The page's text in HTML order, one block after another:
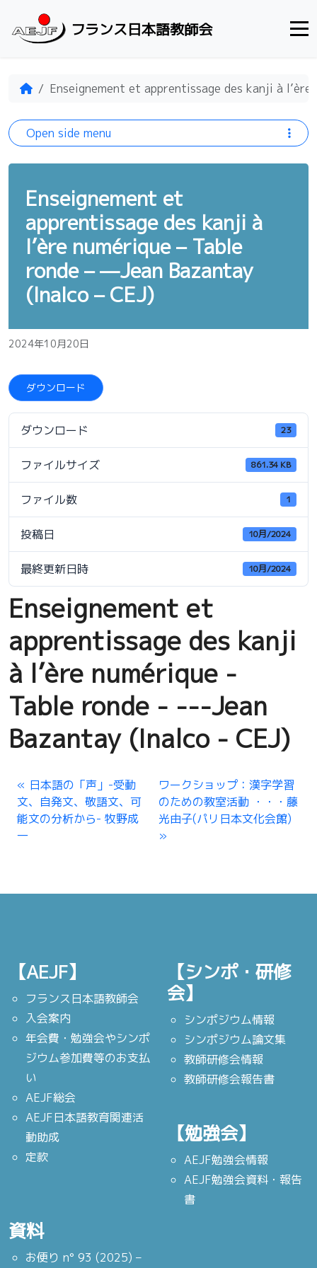
フランス日本語教師会
HomeEnseignement et apprentissage des kanji à
Enseignement et
apprentissage des kanji à
l’ère numérique – Table
ronde – —Jean Bazantay
(Inalco – CEJ)
2024年10月20日
ダウンロード
ダウンロード 23
ファイルサイズ 861.34 KB
ファイル数 1
投稿日 10月/2024
最終更新日時 10月/2024
Enseignement et
apprentissage des kanji
à l’ère numérique -
Table ronde - ---Jean
Bazantay (Inalco - CEJ)
日本語の「声」-受動
文、自発文、敬語文、可
能文の分析から- 牧野成
一
ワークショップ：漢字学習
のための教室活動 ・・・藤
光由子(パリ日本文化会館)
Open side menu
【AEJF】
フランス日本語教師会
入会案内
年会費・勉強会やシンポ
ジウム参加費等のお支払
い
AEJF総会
AEJF日本語教育関連活
動助成
定款
【シンポ・研修
会】
シンポジウム情報
シンポジウム論文集
教師研修会情報
教師研修会報告書
【勉強会】
AEJF勉強会情報
AEJF勉強会資料・報告
書
資料
お便り n° 93 (2025) –